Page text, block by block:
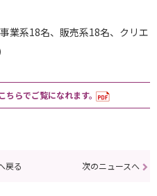
業系18名、販売系18名、クリエ
ちらでご覧になれます。
戻る 次のニュースへ